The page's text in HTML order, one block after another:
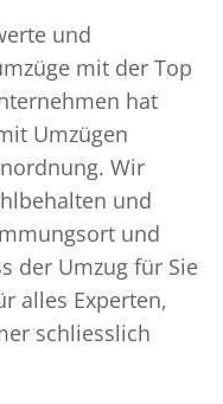
und
mit der Top
hat
Umzügen
Wir
und
und
der Umzug für Sie
alles Experten,
schliesslich